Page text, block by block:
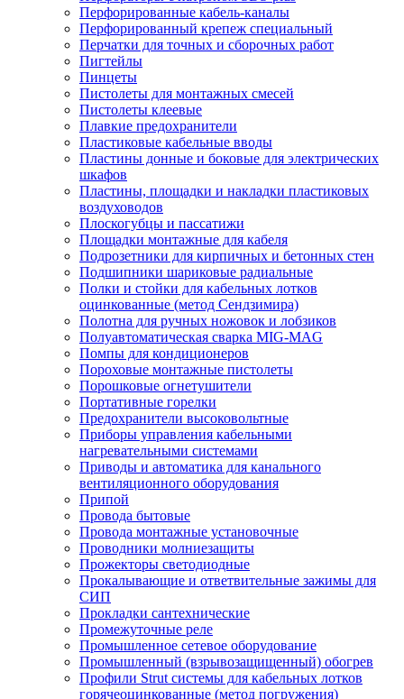
Перфорированные кабель-каналы
Перфорированный крепеж специальный
Перчатки для точных и сборочных работ
Пигтейлы
Пинцеты
Пистолеты для монтажных смесей
Пистолеты клеевые
Плавкие предохранители
Пластиковые кабельные вводы
Пластины донные и боковые для электрических
шкафов
Пластины, площадки и накладки пластиковых
воздуховодов
Плоскогубцы и пассатижи
Площадки монтажные для кабеля
Подрозетники для кирпичных и бетонных стен
Подшипники шариковые радиальные
Полки и стойки для кабельных лотков
оцинкованные (метод Сендзимира)
Полотна для ручных ножовок и лобзиков
Полуавтоматическая сварка MIG-MAG
Помпы для кондиционеров
Пороховые монтажные пистолеты
Порошковые огнетушители
Портативные горелки
Предохранители высоковольтные
Приборы управления кабельными
нагревательными системами
Приводы и автоматика для канального
вентиляционного оборудования
Припой
Провода бытовые
Провода монтажные установочные
Проводники молниезащиты
Прожекторы светодиодные
Прокалывающие и ответвительные зажимы для
СИП
Прокладки сантехнические
Промежуточные реле
Промышленное сетевое оборудование
Промышленный (взрывозащищенный) обогрев
Профили Strut системы для кабельных лотков
горячеоцинкованные (метод погружения)